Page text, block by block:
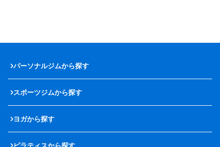
パーソナルジムから探す
スポーツジムから探す
ヨガから探す
ピラティスから探す